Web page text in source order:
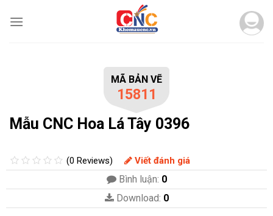
MÃ BẢN VẼ
15811
Mẫu CNC Hoa Lá Tây 0396
(0 Reviews) Viết đánh giá
Bình luận: 0
Download: 0